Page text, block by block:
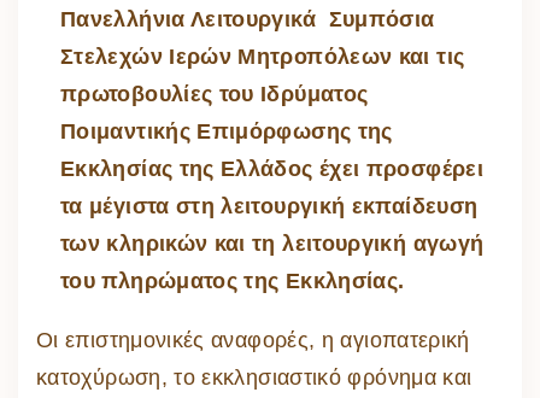
Πανελλήνια Λειτουργικά Συμπόσια
Στελεχών Ιερών Μητροπόλεων και τις
πρωτοβουλίες του Ιδρύματος
Ποιμαντικής Επιμόρφωσης της
Εκκλησίας της Ελλάδος έχει προσφέρει
τα μέγιστα στη λειτουργική εκπαίδευση
των κληρικών και τη λειτουργική αγωγή
του πληρώματος της Εκκλησίας.
Οι επιστημονικές αναφορές, η αγιοπατερική
κατοχύρωση, το εκκλησιαστικό φρόνημα και